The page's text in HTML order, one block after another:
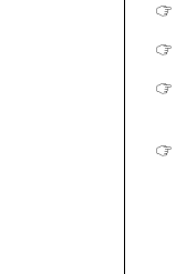
☞
☞
☞
☞